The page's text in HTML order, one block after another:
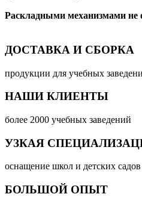
Раскладными механизмами не
ДОСТАВКА И СБОРКА
продукции для учебных
НАШИ КЛИЕНТЫ
более 2000 учебных заведений
УЗКАЯ
оснащение школ и детских садов
БОЛЬШОЙ ОПЫТ